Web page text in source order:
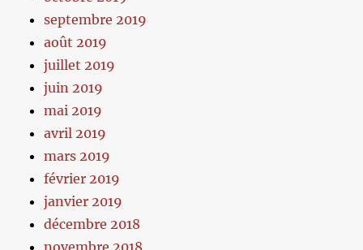
septembre 2019
août 2019
juillet 2019
juin 2019
mai 2019
avril 2019
mars 2019
février 2019
janvier 2019
décembre 2018
novembre 2018